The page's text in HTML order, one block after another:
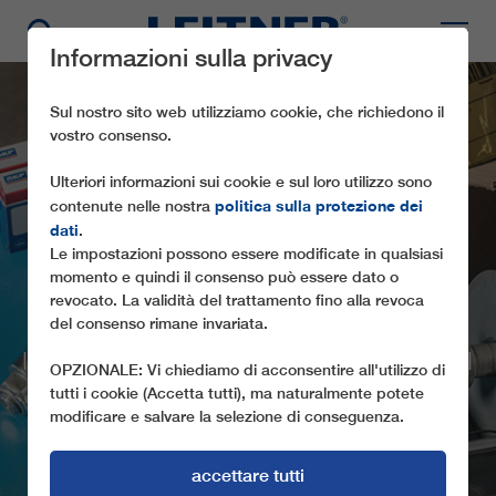
WEBINAR DI
FORMAZIONE PER
CLIENTI
I CONSUETI SEMINARI DI PRIMAVERA DI
LEITNER QUEST’ANNO VERRANNO
OFFERTI IN FORMATO VIRTUALE
Informazioni sulla privacy
Sul nostro sito web utilizziamo cookie, che richiedono il
vostro consenso.
Ulteriori informazioni sui cookie e sul loro utilizzo sono
contenute nelle nostra politica sulla protezione dei
dati.
Le impostazioni possono essere modificate in qualsiasi
momento e quindi il consenso può essere dato o
revocato. La validità del trattamento fino alla revoca
del consenso rimane invariata.
OPZIONALE: Vi chiediamo di acconsentire all'utilizzo di
tutti i cookie (Accetta tutti), ma naturalmente potete
modificare e salvare la selezione di conseguenza.
accettare tutti